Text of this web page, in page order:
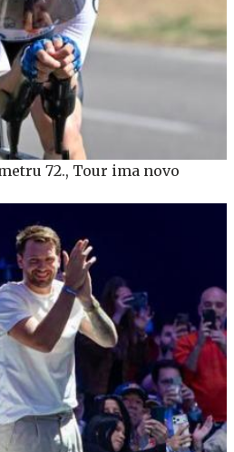
72., Tour ima novo